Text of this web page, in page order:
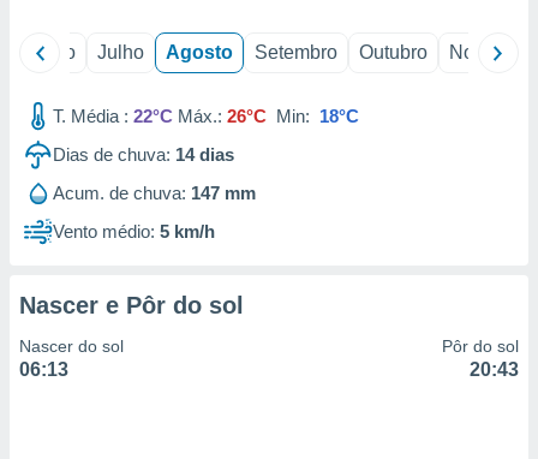
Junho Julho Agosto Setembro Outubro Novembro
T. Média : 22°C Máx.: 26°C Min: 18°C
Dias de chuva: 14dias
Acum. de chuva: 147 mm
Vento médio: 5 km/h
Nascer e Pôr do sol
Nascer do sol
06:13
Pôr do sol
20:43